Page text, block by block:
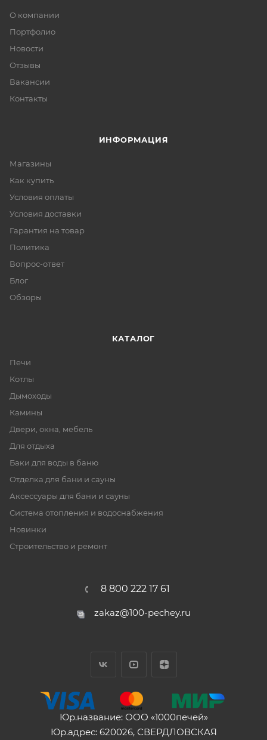
О компании
Портфолио
Новости
Отзывы
Вакансии
Контакты
ИНФОРМАЦИЯ
Магазины
Как купить
Условия оплаты
Условия доставки
Гарантия на товар
Политика
Вопрос-ответ
Блог
Обзоры
КАТАЛОГ
Печи
Котлы
Дымоходы
Камины
Двери, окна, мебель
Для отдыха
Баки для воды в баню
Отделка для бани и сауны
Аксессуары для бани и сауны
Система отопления и водоснабжения
Новинки
Строительство и ремонт
8 800 222 17 61
zakaz@100-pechey.ru
Юр.название: ООО «1000печей»
Юр.адрес: 620026, СВЕРДЛОВСКАЯ